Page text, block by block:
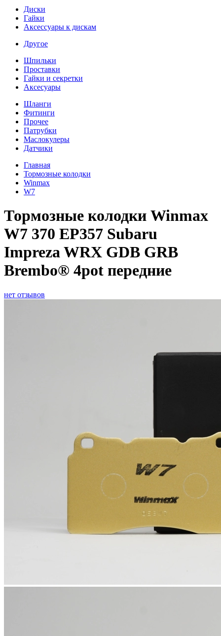
Диски
Гайки
Аксессуары к дискам
Другое
Шпильки
Проставки
Гайки и секретки
Аксесуары
Шланги
Фитинги
Прочее
Патрубки
Маслокулеры
Датчики
Главная
Тормозные колодки
Winmax
W7
Тормозные колодки Winmax
W7 370 EP357 Subaru
Impreza WRX GDB GRB
Brembo® 4pot передние
нет отзывов